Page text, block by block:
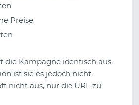
Preise
die Kampagne identisch aus.
ist sie es jedoch nicht.
nicht aus, nur die URL zu